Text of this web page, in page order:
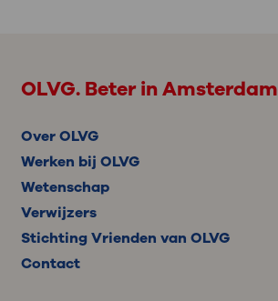
OLVG. Beter in Amsterdam
Over OLVG
Werken bij OLVG
Wetenschap
Verwijzers
Stichting Vrienden van OLVG
Contact